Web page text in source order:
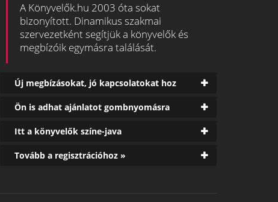
A Könyvelők.hu 2003 óta sokat
bizonyított. Dinamikus szakmai
szervezetként segítjük a könyvelők és
megbízóik egymásra találását.
Új megbízásokat, jó kapcsolatokat hoz
Ön is adhat ajánlatot gombnyomásra
Itt a könyvelők színe-java
Tovább a regisztrációhoz »